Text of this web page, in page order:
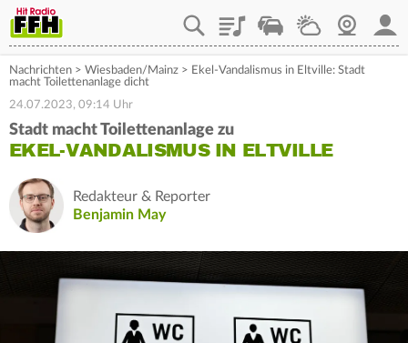
PlaylistStaupilotWetterWebcam
Nachrichten > Wiesbaden/Mainz > Ekel-Vandalismus in Eltville: Stadt
macht Toilettenanlage dicht
24.07.2023, 09:14 Uhr
Stadt macht Toilettenanlage zu
EKEL-VANDALISMUS IN ELTVILLE
Redakteur & Reporter
Benjamin May